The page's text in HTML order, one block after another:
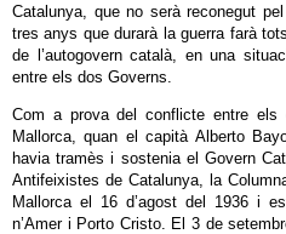
Catalunya, que no serà reconegut
tres anys que durarà la guerra farà
de l’autogovern català, en una
entre els dos Governs.
Com a prova del conflicte entre els
Mallorca, quan el capità Alberto
havia tramès i sostenia el Govern
Antifeixistes de Catalunya, la
Mallorca el 16 d’agost del 1936 i
n’Amer i Porto Cristo. El 3 de